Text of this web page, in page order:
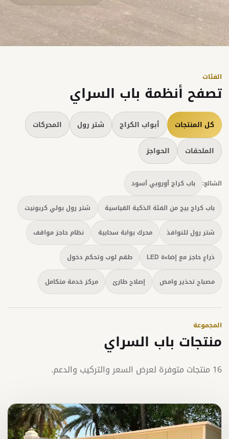
الفئات
تصفح أنظمة باب السراي
كل المنتجات أبواب الكراج شتر رول المحركات
الملحقات الحواجز
الشائع: باب كراج أوروبي أسود
باب كراج بيج من الفئة الذكية القياسية شتر رول بولي كربونيت
شتر رول للنوافذ محرك بوابة سحابية نظام حاجز مواقف
ذراع حاجز مع إضاءة LED طقم لوب وتحكم دخول
مصباح تحذير وامض إصلاح طارئ مركز خدمة متكامل
المجموعة
منتجات باب السراي
16 منتجات متوفرة لعرض السعر والتركيب والدعم.